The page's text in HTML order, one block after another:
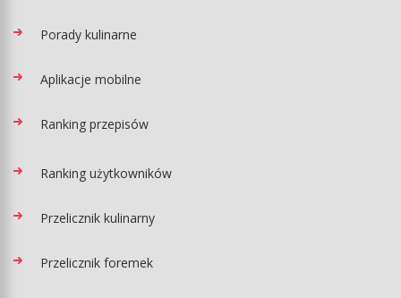
Porady kulinarne
Aplikacje mobilne
Ranking przepisów
Ranking użytkowników
Przelicznik kulinarny
Przelicznik foremek